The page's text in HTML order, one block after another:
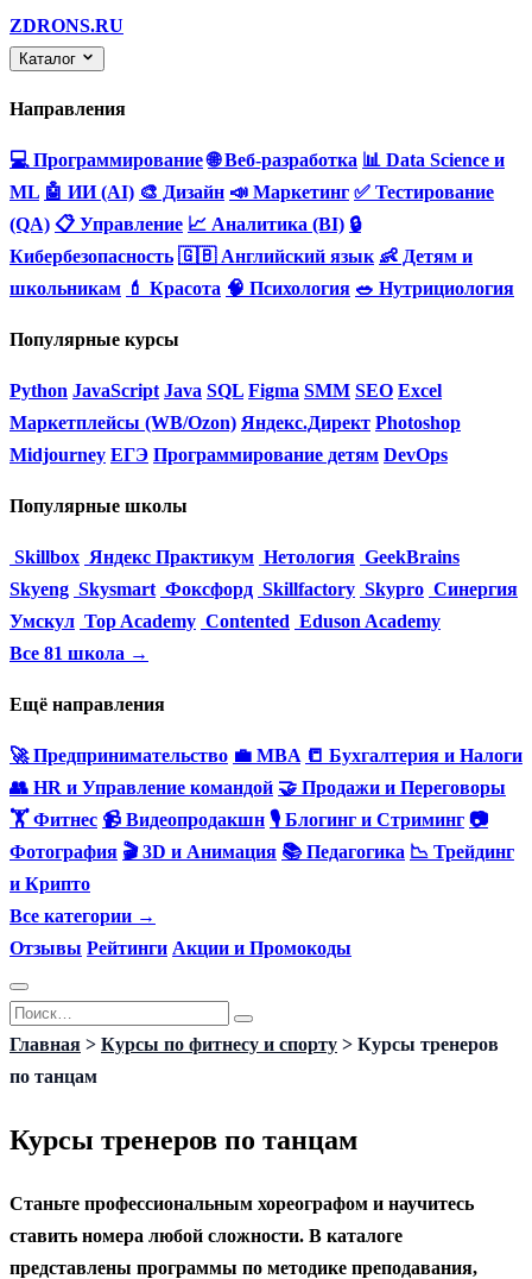
ZDRONS.RU
Каталог
Направления
💻 Программирование 🌐 Веб-разработка 📊 Data Science и
ML 🤖 ИИ (AI) 🎨 Дизайн 📣 Маркетинг ✅ Тестирование
(QA) 📋 Управление 📈 Аналитика (BI) 🔒
Кибербезопасность 🇬🇧 Английский язык 👶 Детям и
школьникам 💄 Красота 🧠 Психология 🥗 Нутрициология
Популярные курсы
Python JavaScript Java SQL Figma SMM SEO Excel
Маркетплейсы (WB/Ozon) Яндекс.Директ Photoshop
Midjourney ЕГЭ Программирование детям DevOps
Популярные школы
Skillbox Яндекс Практикум Нетология GeekBrains
Skyeng Skysmart Фоксфорд Skillfactory Skypro Синергия
Умскул Top Academy Contented Eduson Academy
Все 81 школа →
Ещё направления
🚀 Предпринимательство 💼 MBA 📒 Бухгалтерия и Налоги
👥 HR и Управление командой 🤝 Продажи и Переговоры
🏋️ Фитнес 📹 Видеопродакшн 🎙 Блогинг и Стриминг 📷
Фотография 🎬 3D и Анимация 📚 Педагогика 📉 Трейдинг
и Крипто
Все категории →
Отзывы Рейтинги Акции и Промокоды
Перейти
к
содержанию
Search
for:
Главная > Курсы по фитнесу и спорту > Курсы тренеров
по танцам
Курсы тренеров по танцам
Станьте профессиональным хореографом и научитесь
ставить номера любой сложности. В каталоге
представлены программы по методике преподавания,